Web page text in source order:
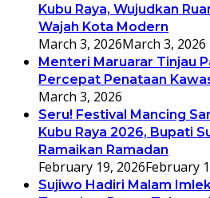
Kubu Raya, Wujudkan
Wajah Kota Modern
March 3, 2026March 3, 2026
Menteri Maruarar Tinjau
Percepat Penataan
March 3, 2026
Seru! Festival Mancing
Kubu Raya 2026, Bupati
Ramaikan Ramadan
February 19, 2026February
Sujiwo Hadiri Malam